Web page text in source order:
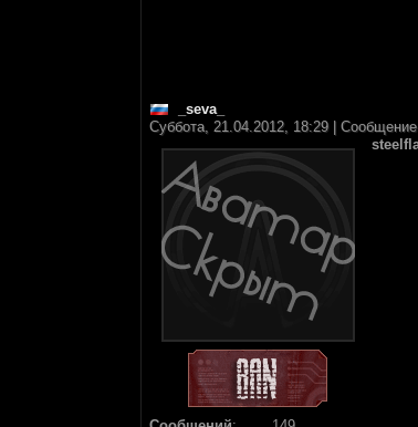
_seva_
Суббота, 21.04.2012, 18:29 |